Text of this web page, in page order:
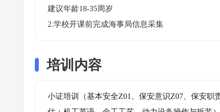
建议年龄18-35周岁
2.学校开课前完成海事局信息采集
培训内容
小证培训（基本安全Z01、保安意识Z07、保安